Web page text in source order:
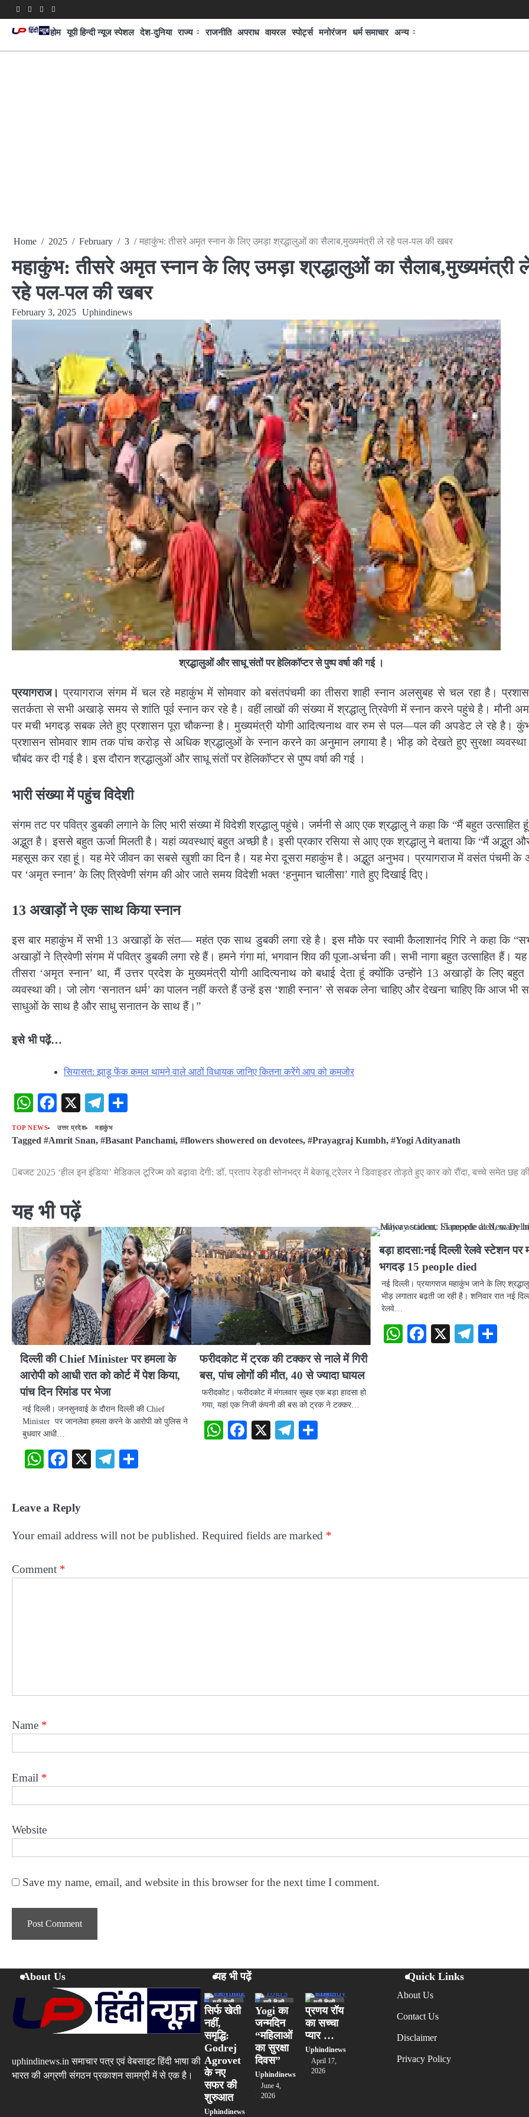
to
content
Facebook
TwitterYoutubeLinkedin
होम यूपी हिन्दी न्यूज स्पेशल देश-दुनिया राज्य राजनीति अपराध वायरल स्पोर्ट्स मनोरंजन धर्म समाचार अन्य
Home 2025 February 3 महाकुंभ: तीसरे अमृत स्नान के लिए उमड़ा श्रद्धालुओं का सैलाब,मुख्यमंत्री ले रहे पल-पल की खबर
महाकुंभ: तीसरे अमृत स्नान के लिए उमड़ा श्रद्धालुओं का सैलाब,मुख्यमंत्री
रहे पल-पल की खबर
February 3, 2025 Uphindinews
श्रद्धालुओं और साधू संतों पर हेलिकॉप्टर से पुष्प वर्षा की गई ।
प्रयागराज। प्रयागराज संगम में चल रहे महाकुंभ में सोमवार को बसंतपंचमी का तीसरा शाही स्नान अलसुबह से चल रहा है।
सतर्कता से सभी अखाड़े समय से शांति पूर्व स्नान कर रहे है। वहीं लाखों की संख्या में श्रद्धालु त्रिवेणी में स्नान करने पहुंचे है। मौनी
पर मची भगदड़ सबक लेते हुए प्रशासन पूरा चौकन्ना है। मुख्यमंत्री योगी आदित्यनाथ वार रुम से पल—पल की अपडेट ले रहे है।
प्रशासन सोमवार शाम तक पांच करोड़ से अधिक श्रद्धालुओं के स्नान करने का अनुमान लगाया है। भीड़ को देखते हुए सुरक्षा
चौबंद कर दी गई है। इस दौरान श्रद्धालुओं और साधू संतों पर हेलिकॉप्टर से पुष्प वर्षा की गई ।
भारी संख्या में पहुंच विदेशी
संगम तट पर पवित्र डुबकी लगाने के लिए भारी संख्या में विदेशी श्रद्धालु पहुंचे। जर्मनी से आए एक श्रद्धालु ने कहा कि “मैं बहुत उत्साहित
अद्भुत है। इससे बहुत ऊर्जा मिलती है। यहां व्यवस्थाएं बहुत अच्छी है। इसी प्रकार रसिया से आए एक श्रद्धालु ने बताया कि “मैं अद्भुत
महसूस कर रहा हूं। यह मेरे जीवन का सबसे खुशी का दिन है। यह मेरा दूसरा महाकुंभ है। अद्भुत अनुभव। प्रयागराज में वसंत पंचमी के
पर ‘अमृत स्नान’ के लिए त्रिवेणी संगम की ओर जाते समय विदेशी भक्त ‘हनुमान चालीसा’ गाते हुए दिखाई दिए।
13 अखाड़ों ने एक साथ किया स्नान
इस बार महाकुंभ में सभी 13 अखाड़ों के संत— महंत एक साथ डुबकी लगा रहे है। इस मौके पर स्वामी कैलाशानंद गिरि ने कहा कि
अखाड़ों ने त्रिवेणी संगम में पवित्र डुबकी लगा रहे हैं। हमने गंगा मां, भगवान शिव की पूजा-अर्चना की। सभी नागा बहुत उत्साहित हैं। यह
तीसरा ‘अमृत स्नान’ था, मैं उत्तर प्रदेश के मुख्यमंत्री योगी आदित्यनाथ को बधाई देता हूं क्योंकि उन्होंने 13 अखाड़ों के लिए बहुत
व्यवस्था की। जो लोग ‘सनातन धर्म’ का पालन नहीं करते हैं उन्हें इस ‘शाही स्नान’ से सबक लेना चाहिए और देखना चाहिए कि आज भी
साधुओं के साथ है और साधु सनातन के साथ हैं।”
इसे भी पढ़ें…
सियासत: झाड़ू फेंक कमल थामने वाले आठों विधायक जानिए कितना करेंगे आप को कमजोर
WhatsApp
Facebook
X Telegram
TOP NEWS उत्तर प्रदेश महाकुंभ
Tagged #Amrit Snan, #Basant Panchami, #flowers showered on devotees, #Prayagraj Kumbh, #Yogi Adityanath
Post
navigation
बजट 2025 ‘हील इन इंडिया’ मेडिकल टूरिज्म को बढ़ावा देगी: डॉ. प्रताप रेड्डीसोनभद्र में बेकाबू ​ट्रेलर ने डिवाइडर तोड़ते हुए कार को रौंदा, बच्चे समेत छह
यह भी पढ़ें
दिल्ली की Chief Minister पर हमला के
आरोपी को आधी रात को कोर्ट में पेश किया,
पांच दिन रिमांड पर भेजा
नई दिल्ली। जनसुनवाई के दौरान दिल्ली की Chief
Minister पर जानलेवा हमला करने के आरोपी को पुलिस ने
बुधवार आधी…
WhatsApp
Facebook
X Telegram
फरीदकोट में ट्रक की टक्कर से नाले में गिरी
बस, पांच लोगों की माैत, 40 से ज्यादा घायल
फरीदकोट। फरीदकोट में मंगलवार सुबह एक बड़ा हादसा हो
गया, यहां एक निजी कंपनी की बस को ट्रक ने टक्कर…
WhatsApp
Facebook
X Telegram
बड़ा हादसा:नई दिल्ली रेलवे स्टेशन पर
भगदड़ 15 people died
नई दिल्ली। प्रयागराज महाकुंभ जाने के लिए
भीड़ लगातार बढ़ती जा रही है। शनिवार रात नई
रेलवे…
WhatsApp
Facebook
X
Leave a Reply
Your email address will not be published. Required fields are marked *
Comment *
Name *
Email *
Website
Save my name, email, and website in this browser for the next time I comment.
About Us
uphindinews.in समाचार पत्र एवं वेबसाइट हिंदी भाषा की
भारत की अग्रणी संगठन प्रकाशन सामग्री में से एक है।
यह भी पढ़ें
यूपी हिन्दी
न्यूज
स्पेशल
सिर्फ खेती
नहीं,
समृद्धि:
Godrej
Agrovet
के नए
सफर की
शुरुआत
Uphindinews
यूपी हिन्दी
न्यूज
स्पेशल
लखनऊ
Yogi का
जन्मदिन
“महिलाओं
का सुरक्षा
दिवस”
Uphindinews
June 4,
2026
यूपी हिन्दी
न्यूज
स्पेशल
प्रणय रॉय
का सच्चा
प्यार …
Uphindinews
April 17,
2026
Quick Links
About Us
Contact Us
Disclaimer
Privacy Policy